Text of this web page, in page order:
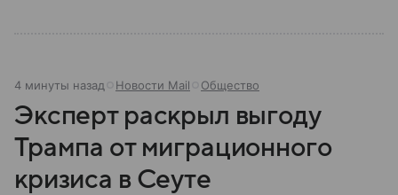
4 минуты назад Новости Mail Общество
Эксперт раскрыл выгоду
Трампа от миграционного
кризиса в Сеуте